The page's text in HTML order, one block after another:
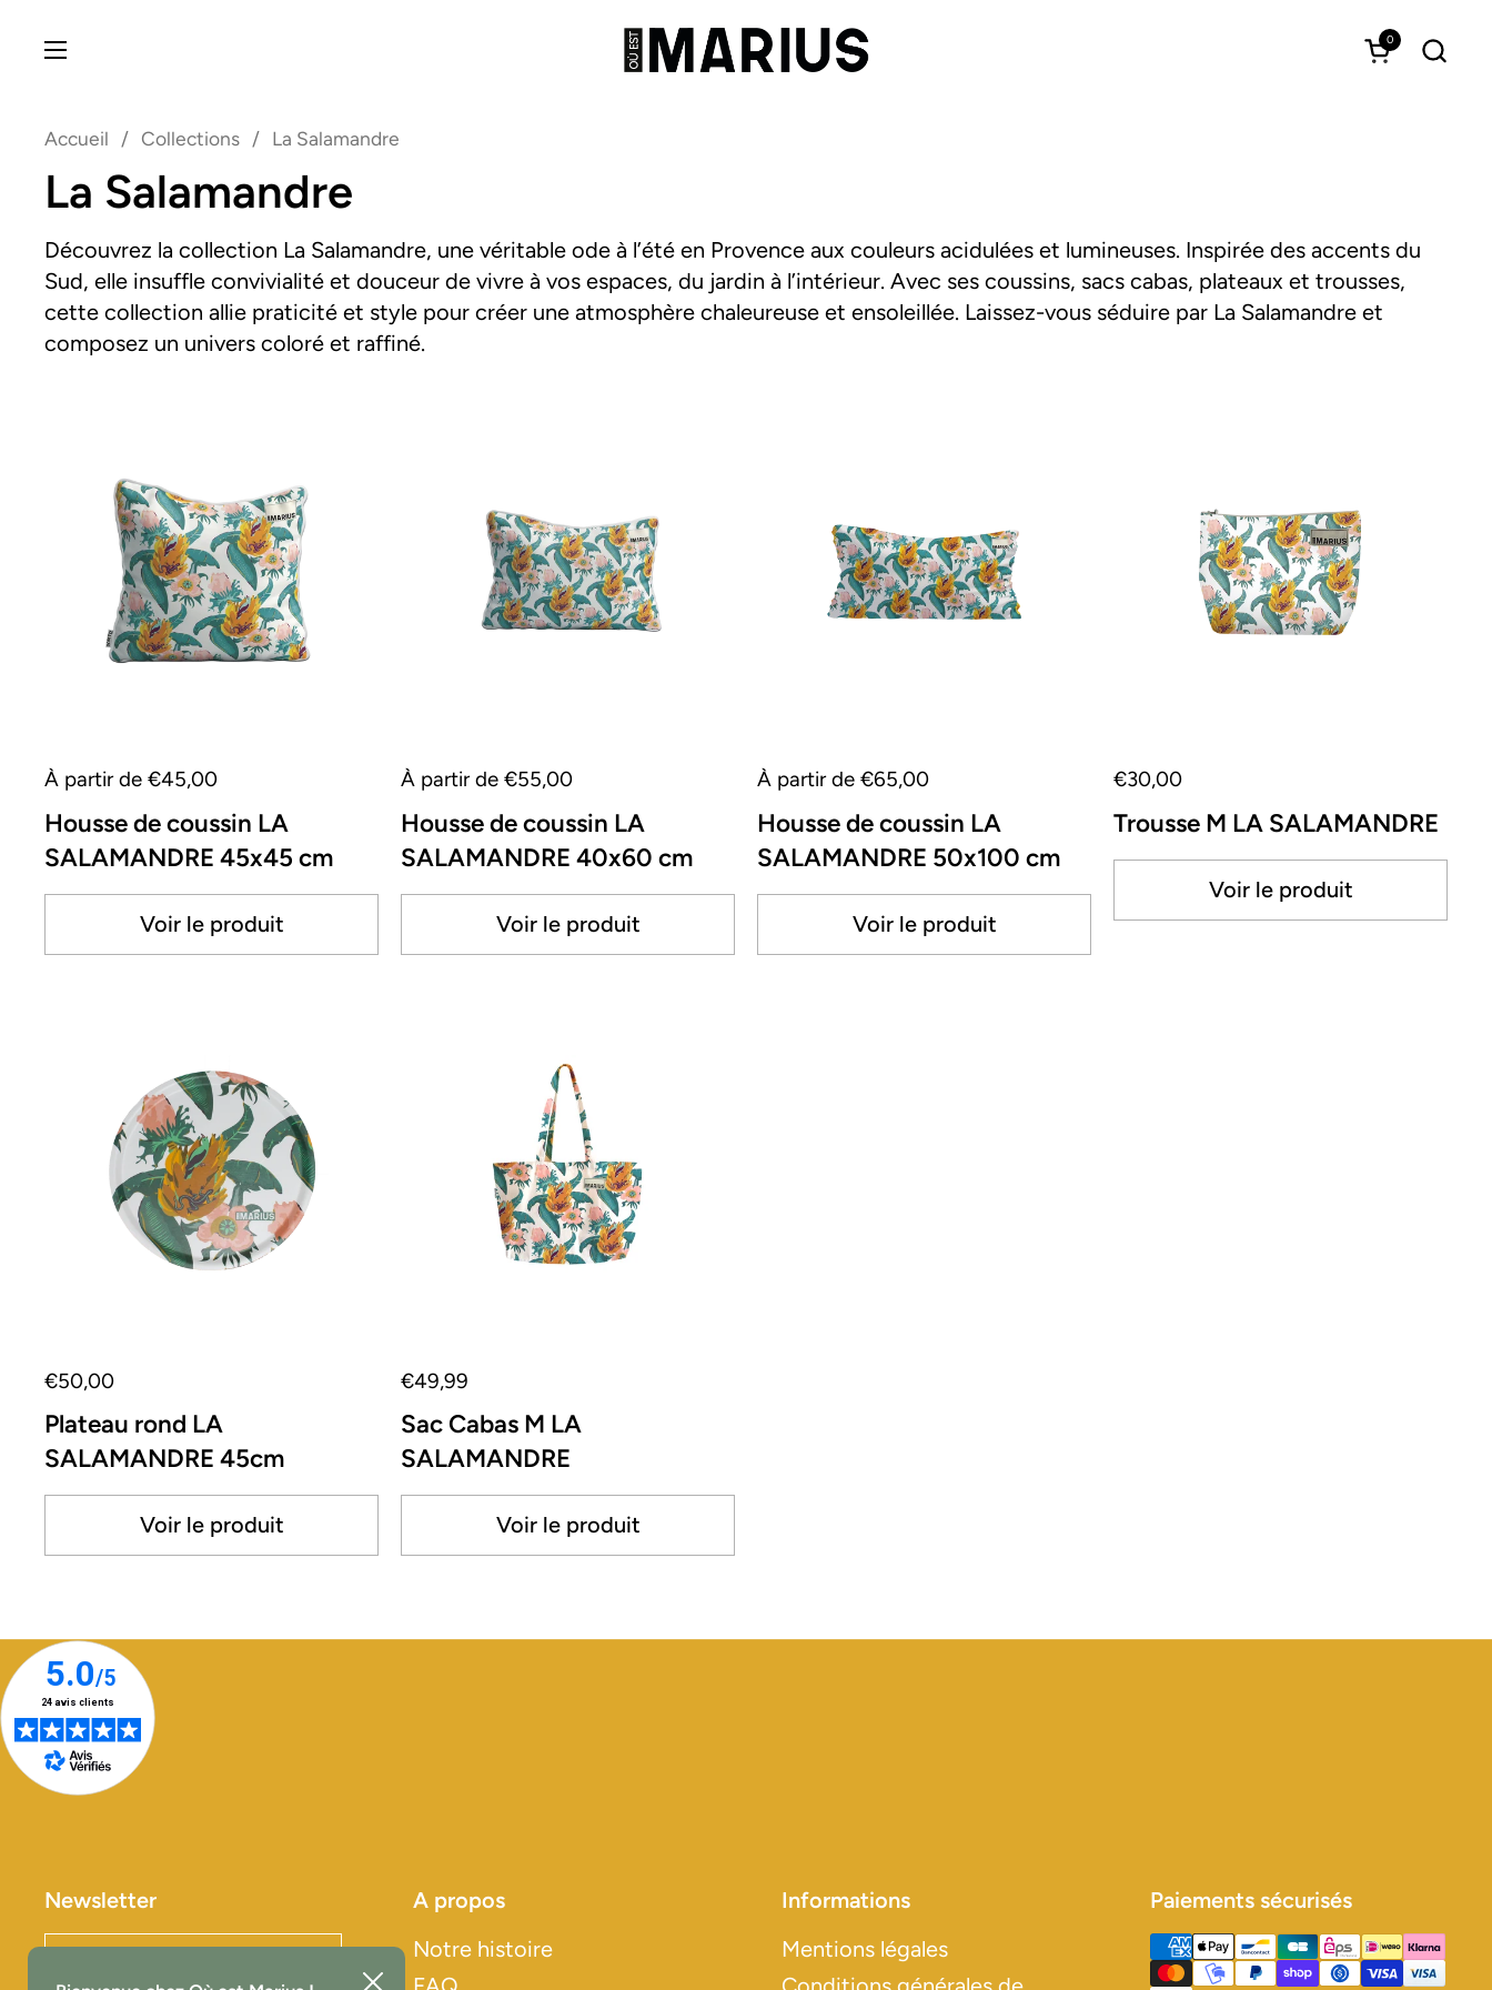
Ouvrir le
0
Ouvrir le menu
Accueil / Collections / La Salamandre
La Salamandre
Découvrez la collection La Salamandre, une véritable ode à l’été en Provence aux couleurs acidulées et lumineuses. Inspirée des accents du
Sud, elle insuffle convivialité et douceur de vivre à vos espaces, du jardin à l’intérieur. Avec ses coussins, sacs cabas, plateaux et trousses,
cette collection allie praticité et style pour créer une atmosphère chaleureuse et ensoleillée. Laissez-vous séduire par La Salamandre et
composez un univers coloré et raffiné.
À partir de €45,00
Housse de coussin LA
SALAMANDRE 45x45 cm
Voir le produit
À partir de €55,00
Housse de coussin LA
SALAMANDRE 40x60 cm
Voir le produit
À partir de €65,00
Housse de coussin LA
SALAMANDRE 50x100 cm
Voir le produit
€30,00
Trousse M LA SALAMANDRE
Voir le produit
€50,00
Plateau rond LA
SALAMANDRE 45cm
Voir le produit
€49,99
Sac Cabas M LA
SALAMANDRE
Voir le produit
Newsletter
A propos
Notre histoire
Informations
Mentions légales
Paiements sécurisés
Fermer